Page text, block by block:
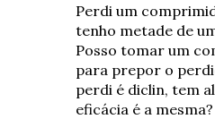
Perdi um
tenho metade de
Posso tomar um
para prepor o
perdi é diclin, tem
eficácia é a